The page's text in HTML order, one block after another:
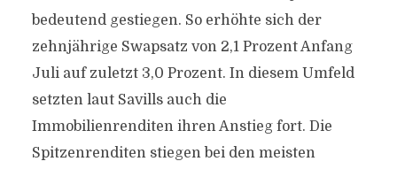
bedeutend gestiegen. So erhöhte sich der
zehnjährige Swapsatz von 2,1 Prozent Anfang
Juli auf zuletzt 3,0 Prozent. In diesem Umfeld
setzten laut Savills auch die
Immobilienrenditen ihren Anstieg fort. Die
Spitzenrenditen stiegen bei den meisten